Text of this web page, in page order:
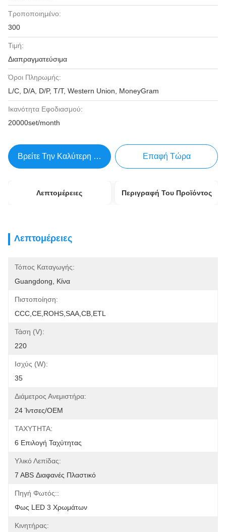
Τροποποιημένο:
300
Τιμή:
Διαπραγματεύσιμα
Όροι Πληρωμής:
L/C, D/A, D/P, T/T, Western Union, MoneyGram
Ικανότητα Εφοδιασμού:
20000set/month
Βρείτε Την Καλύτερη Τιμή Επαφή Τώρα
Λεπτομέρειες Περιγραφή Του Προϊόντος
Λεπτομέρειες
Τόπος Καταγωγής:
Guangdong, Κίνα
Πιστοποίηση:
CCC,CE,ROHS,SAA,CB,ETL
Τάση (V):
220
Ισχύς (W):
35
Διάμετρος Ανεμιστήρα:
24 Ίντσες/OEM
ΤΑΧΥΤΗΤΑ:
6 Επιλογή Ταχύτητας
Υλικό Λεπίδας:
7 ABS Διαφανές Πλαστικό
Πηγή Φωτός::
Φως LED 3 Χρωμάτων
Κινητήρας: